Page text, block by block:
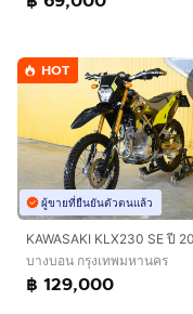
HOT
ผู้ขายที่ยืนยันตัวตนแล้ว
บางบอน กรุงเทพมหานคร
฿ 129,000